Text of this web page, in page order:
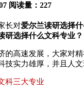
阅读量：227
长对爱尔兰读研选择
研选择什么文科专业
速发展，大家对精
技实力雄厚，并且人
科三大专业